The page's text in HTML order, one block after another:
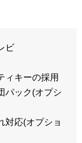
ビ
ィキーの採用
パック(オプシ
対応(オプショ